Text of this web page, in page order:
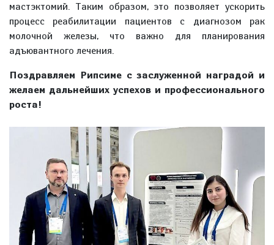
мастэктомий. Таким образом, это позволяет ускорить
процесс реабилитации пациентов с диагнозом рак
молочной железы, что важно для планирования
адъювантного лечения.
Поздравляем Рипсиме с заслуженной наградой и
желаем дальнейших успехов и профессионального
роста!